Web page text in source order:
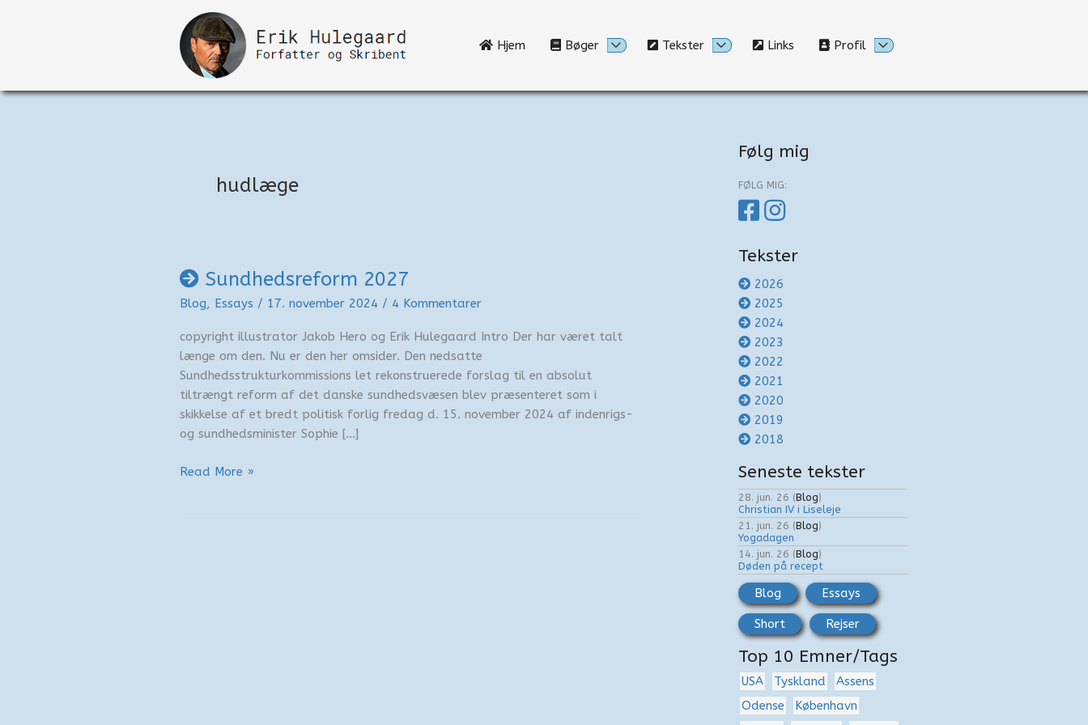
Hjem Bøger Tekster Links Profil
hudlæge
Sundhedsreform 2027
Blog, Essays / 17. november 2024 / 4 Kommentarer
copyright illustrator Jakob Hero og Erik Hulegaard Intro Der har været talt
længe om den. Nu er den her omsider. Den nedsatte
Sundhedsstrukturkommissions let rekonstruerede forslag til en absolut
tiltrængt reform af det danske sundhedsvæsen blev præsenteret som i
skikkelse af et bredt politisk forlig fredag d. 15. november 2024 af indenrigs-
og sundhedsminister Sophie […]
Sundhedsreform
Read More »
Følg mig
FØLG MIG:
Tekster
2026
2025
2024
2023
2022
2021
2020
2019
2018
Seneste tekster
28. jun. 26 (Blog)
Christian IV i Liseleje
21. jun. 26 (Blog)
Yogadagen
14. jun. 26 (Blog)
Døden på recept
Blog Essays
Short Rejser
Top 10 Emner/Tags
USA Tyskland
Assens
Odense
København